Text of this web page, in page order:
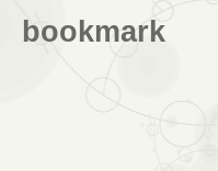
bookmark